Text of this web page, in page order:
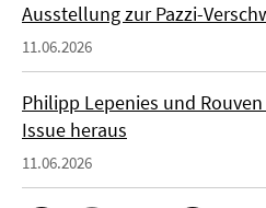
Ausstellung zur Pazzi-
11.06.2026
Philipp Lepenies und
Issue heraus
11.06.2026